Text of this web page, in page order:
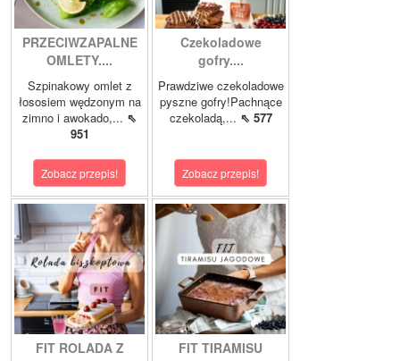
PRZECIWZAPALNE
OMLETY....
Szpinakowy omlet z
łososiem wędzonym na
zimno i awokado,... ⇖
951
Zobacz przepis!
Czekoladowe
gofry....
Prawdziwe czekoladowe
pyszne gofry!Pachnące
czekoladą,... ⇖ 577
Zobacz przepis!
FIT ROLADA Z
FIT TIRAMISU